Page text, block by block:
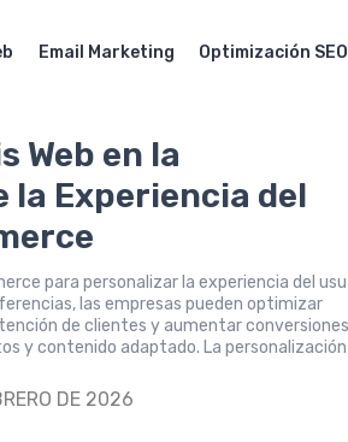
Email Marketing Optimización SEO
Web en la
la Experiencia del
para personalizar la experiencia del
las empresas pueden optimizar
de clientes y aumentar
y contenido adaptado. La personalización
DE 2026